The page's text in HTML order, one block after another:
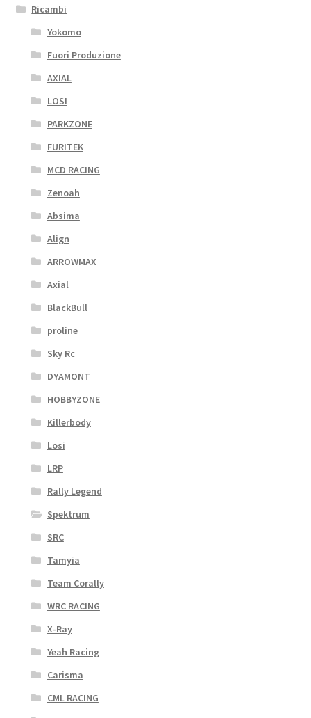
Ricambi
Yokomo
Fuori Produzione
AXIAL
LOSI
PARKZONE
FURITEK
MCD RACING
Zenoah
Absima
Align
ARROWMAX
Axial
BlackBull
proline
Sky Rc
DYAMONT
HOBBYZONE
Killerbody
Losi
LRP
Rally Legend
Spektrum
SRC
Tamyia
Team Corally
WRC RACING
X-Ray
Yeah Racing
Carisma
CML RACING